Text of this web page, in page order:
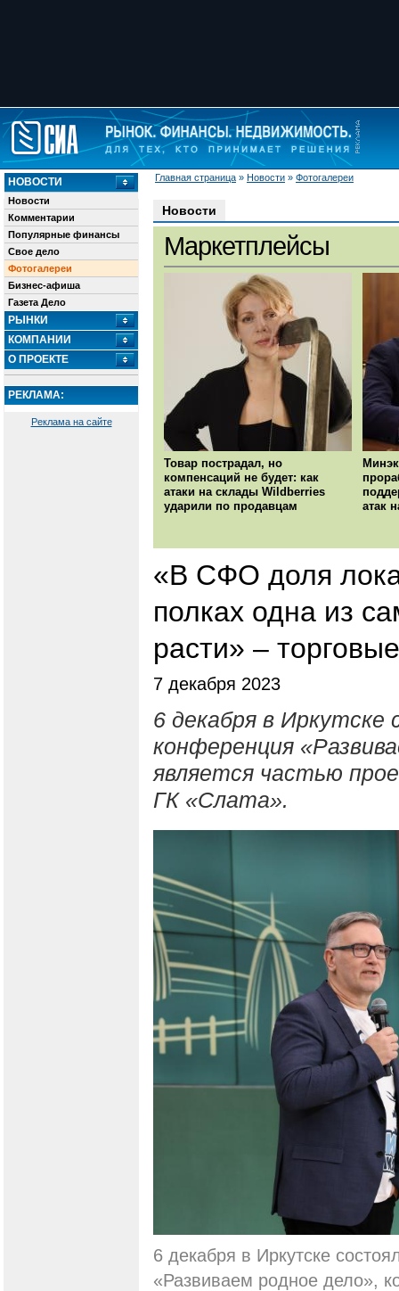
Главная страница » Новости » Фотогалереи
НОВОСТИ
Новости
Комментарии
Популярные финансы
Свое дело
Фотогалереи
Бизнес-афиша
Газета Дело
РЫНКИ
КОМПАНИИ
О ПРОЕКТЕ
РЕКЛАМА:
Реклама на сайте
Новости
Маркетплейсы
Товар пострадал, но
компенсаций не будет: как
атаки на склады Wildberries
ударили по продавцам
атак
«В СФО доля
полках одна из
расти» –
7 декабря 2023
6 декабря в Иркутске
конференция
является частью
ГК «Слата».
6 декабря в Иркутске
«Развиваем родное дело»,